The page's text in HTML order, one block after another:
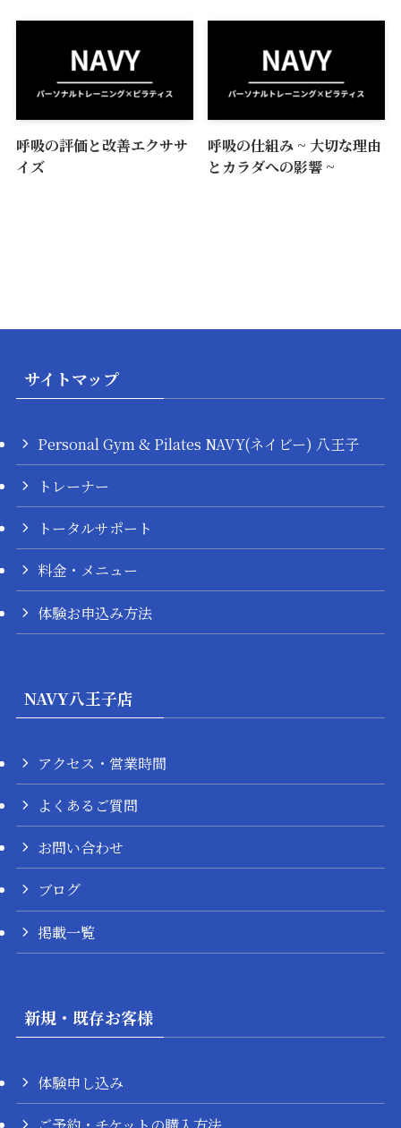
呼吸の評価と改善エクササ
イズ
呼吸の仕組み ~ 大切な理由
とカラダへの影響 ~
サイトマップ
Personal Gym & Pilates NAVY(ネイビー) 八王子
トレーナー
トータルサポート
料金・メニュー
体験お申込み方法
NAVY八王子店
アクセス・営業時間
よくあるご質問
お問い合わせ
ブログ
掲載一覧
新規・既存お客様
体験申し込み